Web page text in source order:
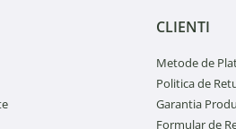
CLIENTI
Metode de
Politica de
Garantia
Formular de